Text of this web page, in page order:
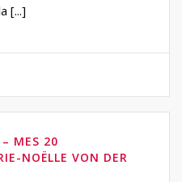
[...]
– MES 20
NOËLLE VON DER